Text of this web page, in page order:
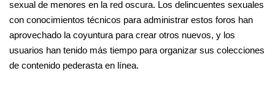
sexual de menores en la red oscura. Los delincuentes sexuales
con conocimientos técnicos para administrar estos foros han
aprovechado la coyuntura para crear otros nuevos, y los
usuarios han tenido más tiempo para organizar sus colecciones
de contenido pederasta en línea.